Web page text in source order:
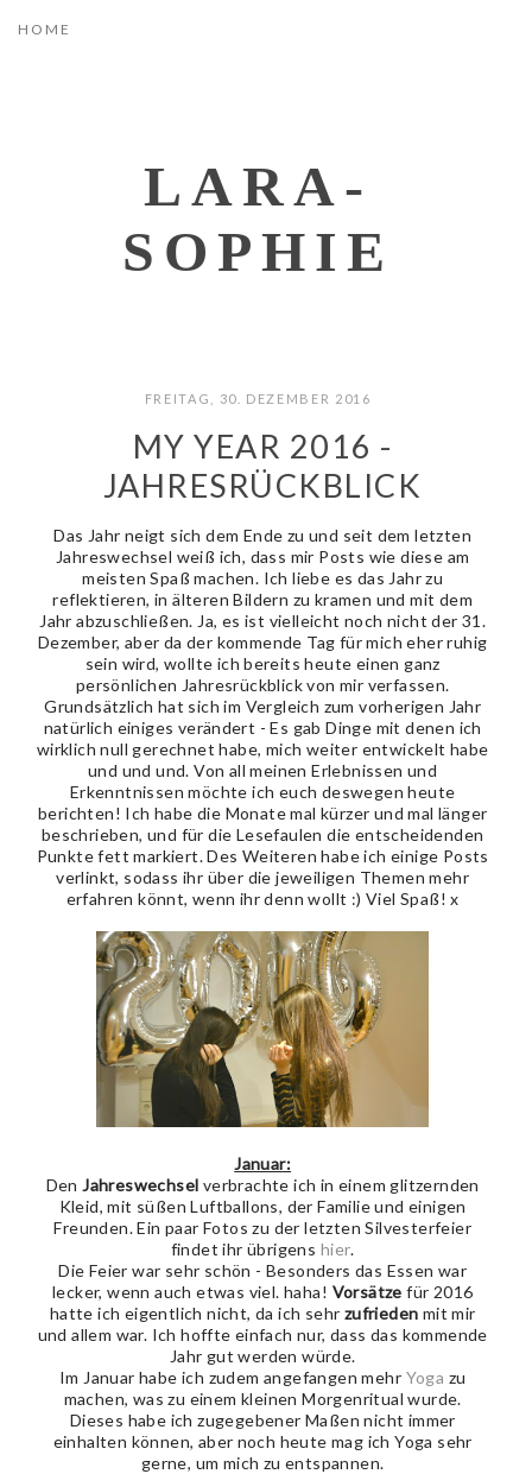
LARA-
SOPHIE
FREITAG, 30. DEZEMBER 2016
MY YEAR 2016 -
JAHRESRÜCKBLICK
Das Jahr neigt sich dem Ende zu und seit dem letzten
Jahreswechsel weiß ich, dass mir Posts wie diese am
meisten Spaß machen. Ich liebe es das Jahr zu
reflektieren, in älteren Bildern zu kramen und mit dem
Jahr abzuschließen. Ja, es ist vielleicht noch nicht der 31.
Dezember, aber da der kommende Tag für mich eher ruhig
sein wird, wollte ich bereits heute einen ganz
persönlichen Jahresrückblick von mir verfassen.
Grundsätzlich hat sich im Vergleich zum vorherigen Jahr
natürlich einiges verändert - Es gab Dinge mit denen ich
wirklich null gerechnet habe, mich weiter entwickelt habe
und und und. Von all meinen Erlebnissen und
Erkenntnissen möchte ich euch deswegen heute
berichten! Ich habe die Monate mal kürzer und mal länger
beschrieben, und für die Lesefaulen die entscheidenden
Punkte fett markiert. Des Weiteren habe ich einige Posts
verlinkt, sodass ihr über die jeweiligen Themen mehr
erfahren könnt, wenn ihr denn wollt :) Viel Spaß! x
Januar:
DenJahreswechsel verbrachte ich in einem glitzernden
Kleid, mit süßen Luftballons, der Familie und einigen
Freunden. Ein paar Fotos zu der letzten Silvesterfeier
findet ihr übrigens hier.
Die Feier war sehr schön - Besonders das Essen war
lecker, wenn auch etwas viel. haha! Vorsätze für 2016
hatte ich eigentlich nicht, da ich sehr zufrieden mit mir
und allem war. Ich hoffte einfach nur, dass das kommende
Jahr gut werden würde.
Im Januar habe ich zudem angefangen mehr Yoga zu
machen, was zu einem kleinen Morgenritual wurde.
Dieses habe ich zugegebener Maßen nicht immer
einhalten können, aber noch heute mag ich Yoga sehr
gerne, um mich zu entspannen.